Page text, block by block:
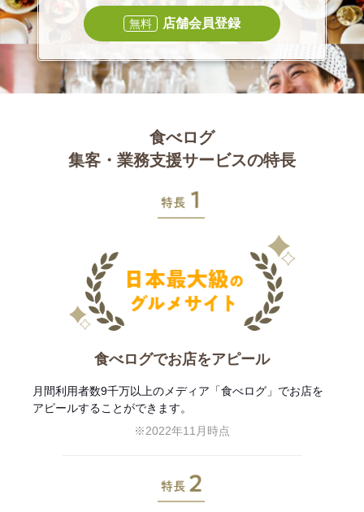
無料 店舗会員登録
食べログ
集客・業務支援サービスの特長
食べログでお店をアピール
月間利用者数9千万以上のメディア「食べログ」でお店を
アピールすることができます。
※2022年11月時点